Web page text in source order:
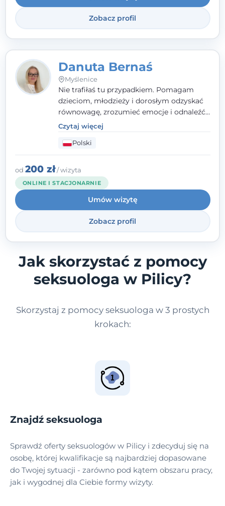
Zobacz profil
Danuta Bernaś
Myślenice
Nie trafiłaś tu przypadkiem. Pomagam
dzieciom, młodzieży i dorosłym odzyskać
równowagę, zrozumieć emocje i odnaleźć
wewnętrzną siłę. Moja droga do
psychologii zaczęła się od życia - pełnego
wyzwań, które nauczyły mnie uważności,
empatii i pokory. Dziś łączę doświadczenie
nauczycielki, psychologa, psychoterapeuty
i seksuologa tworząc bezpieczną
przestrzeń, w której można poczuć spokój i
wsparcie. Nie obiecuję łatwych rozwiązań -
ale mogę obiecać, że będę po Twojej
Czytaj więcej
Polski
od 200 zł/ wizyta
ONLINE I STACJONARNIE
Umów wizytę
Zobacz profil
Jak skorzystać z pomocy
seksuologa w Pilicy?
Skorzystaj z pomocy seksuologa w 3 prostych
krokach:
Znajdź seksuologa
Sprawdź oferty seksuologów w Pilicy i zdecyduj się na
osobę, której kwalifikacje są najbardziej dopasowane
do Twojej sytuacji - zarówno pod kątem obszaru pracy,
jak i wygodnej dla Ciebie formy wizyty.